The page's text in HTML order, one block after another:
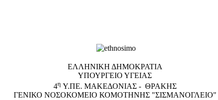
EΛΛΗΝΙΚΗ ΔΗΜΟΚΡΑΤΙΑ
ΥΠΟΥΡΓΕΙΟ ΥΓΕΙΑΣ
4η Υ.ΠΕ. ΜΑΚΕΔΟΝΙΑΣ - ΘΡΑΚΗΣ
ΓΕΝΙΚΟ NΟΣΟΚΟΜΕΙΟ ΚΟΜΟΤΗΝΗΣ "ΣΙΣΜΑΝΟΓΛΕΙΟ"